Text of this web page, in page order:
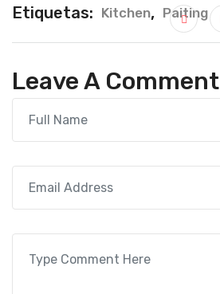
Etiquetas: Kitchen, Paiting
Leave A Comment